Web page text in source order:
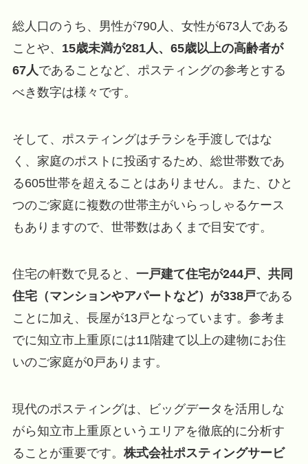
総人口のうち、男性が790人、女性が673人である
ことや、 15歳未満が281人、65歳以上の高齢者が
67人であることなど、ポスティングの参考とする
べき数字は様々です。
そして、ポスティングはチラシを手渡しではな
く、家庭のポストに投函するため、総世帯数であ
る605世帯を超えることはありません。また、ひと
つのご家庭に複数の世帯主がいらっしゃるケース
もありますので、世帯数はあくまで目安です。
住宅の軒数で見ると、 一戸建て住宅が244戸、共同
住宅（マンションやアパートなど）が338戸である
ことに加え、長屋が13戸となっています。参考ま
でに知立市上重原には11階建て以上の建物にお住
いのご家庭が0戸あります。
現代のポスティングは、ビッグデータを活用しな
がら知立市上重原というエリアを徹底的に分析す
ることが重要です。 株式会社ポスティングサービ